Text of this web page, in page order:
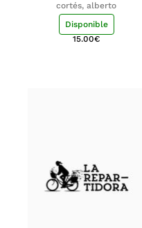
cortés, alberto
Disponible
15.00€